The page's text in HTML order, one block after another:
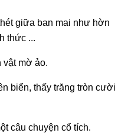
giữa ban mai như hờn
thức ...
vật mờ ảo.
biển, thấy trăng tròn cười
câu chuyện cổ tích.